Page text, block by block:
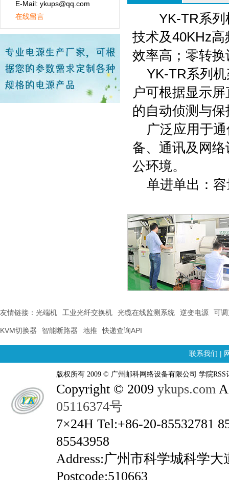
E-Mail: ykups@qq.com
在线留言
YK-TR系列机
技术及40KHz
效率高；零转
YK-TR系列机
户可根据显示
的自动侦测与
广泛应用于通
备、通讯及网
公环境。
单进单出：容
友情链接： 光端机 工业光纤交换机 光缆在线监测系统 逆变电源 可
KVM切换器 智能断路器 地推 快递查询API
联系我们 |
版权所有 2009 © 广州邮科网络设备有限公司 学院RSS
Copyright © 2009 ykups.com
05116374号
7×24H Tel:+86-20-85532781
85543958
Address:广州市科学城科学
Postcode:510663